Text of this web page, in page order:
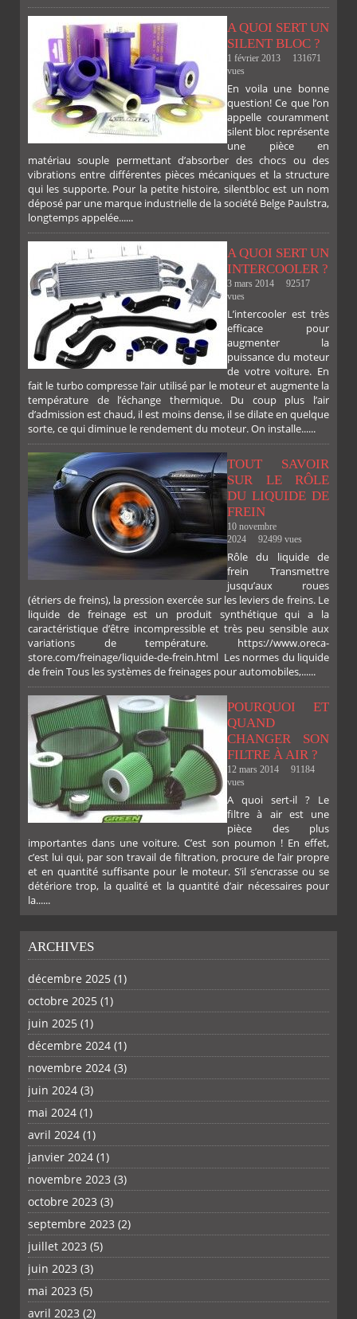
FACEBOOKTWITTERGOOGLE
PLUS
PINTEREST
PLUS
A QUOI SERT UN
SILENT BLOC ?
1 février 2013
131671
vues
En voila une bonne
question! Ce que l’on
appelle couramment
silent bloc représente
une pièce en
matériau souple permettant d’absorber des chocs ou des
vibrations entre différentes pièces mécaniques et la structure
qui les supporte. Pour la petite histoire, silentbloc est un nom
déposé par une marque industrielle de la société Belge Paulstra,
longtemps appelée......
A QUOI SERT UN
INTERCOOLER ?
3 mars 2014
92517
vues
L’intercooler est très
efficace pour
augmenter la
puissance du moteur
de votre voiture. En
fait le turbo compresse l’air utilisé par le moteur et augmente la
température de l’échange thermique. Du coup plus l’air
d’admission est chaud, il est moins dense, il se dilate en quelque
sorte, ce qui diminue le rendement du moteur. On installe......
TOUT SAVOIR
SUR LE RÔLE
DU LIQUIDE DE
FREIN
10 novembre
2024
92499 vues
Rôle du liquide de
frein Transmettre
jusqu’aux roues
(étriers de freins), la pression exercée sur les leviers de freins. Le
liquide de freinage est un produit synthétique qui a la
caractéristique d’être incompressible et très peu sensible aux
variations de température. https://www.oreca-
store.com/freinage/liquide-de-frein.html Les normes du liquide
de frein Tous les systèmes de freinages pour automobiles,......
POURQUOI ET
QUAND
CHANGER SON
FILTRE À AIR ?
12 mars 2014
91184
vues
A quoi sert-il ? Le
filtre à air est une
pièce des plus
importantes dans une voiture. C’est son poumon ! En effet,
c’est lui qui, par son travail de filtration, procure de l’air propre
et en quantité suffisante pour le moteur. S’il s’encrasse ou se
détériore trop, la qualité et la quantité d’air nécessaires pour
la......
ARCHIVES
décembre 2025 (1)
octobre 2025 (1)
juin 2025 (1)
décembre 2024 (1)
novembre 2024 (3)
juin 2024 (3)
mai 2024 (1)
avril 2024 (1)
janvier 2024 (1)
novembre 2023 (3)
octobre 2023 (3)
septembre 2023 (2)
juillet 2023 (5)
juin 2023 (3)
mai 2023 (5)
avril 2023 (2)